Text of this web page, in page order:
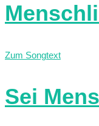
Zum Songtext
Sei